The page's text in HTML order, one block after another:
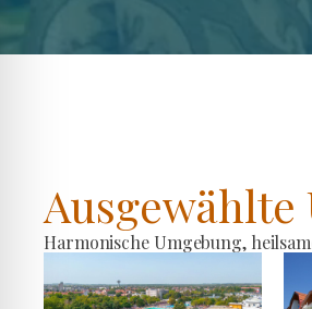
Harmonische Umgebung,